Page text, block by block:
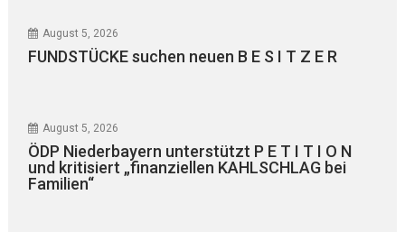
August 5, 2026
FUNDSTÜCKE suchen neuen B E S I T Z E R
August 5, 2026
ÖDP Niederbayern unterstützt P E T I T I O N
und kritisiert „finanziellen KAHLSCHLAG bei
Familien“